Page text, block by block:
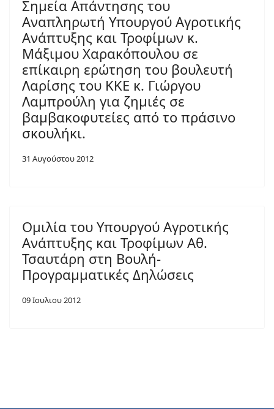
Σημεία Απάντησης του
Αναπληρωτή Υπουργού Αγροτικής
Ανάπτυξης και Τροφίμων κ.
Μάξιμου Χαρακόπουλου σε
επίκαιρη ερώτηση του βουλευτή
Λαρίσης του ΚΚΕ κ. Γιώργου
Λαμπρούλη για ζημιές σε
βαμβακοφυτείες από το πράσινο
σκουλήκι.
31 Αυγούστου 2012
Ομιλία του Υπουργού Αγροτικής
Ανάπτυξης και Τροφίμων Αθ.
Τσαυτάρη στη Βουλή-
Προγραμματικές Δηλώσεις
09 Ιουλιου 2012